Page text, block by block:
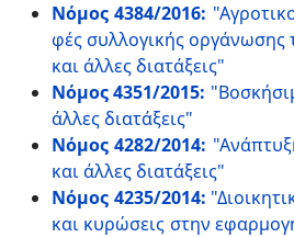
Νόμος 4384/2016:
φές συλλογικής
και άλλες διατάξεις"
Νόμος 4351/2015:
άλλες διατάξεις"
Νόμος 4282/2014:
και άλλες διατάξεις"
Νόμος 4235/2014:
και κυρώσεις στην